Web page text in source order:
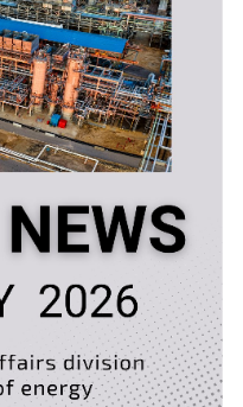
ของราชการ